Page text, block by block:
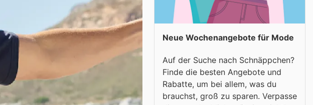
Neue Wochenangebote für Mode
Auf der Suche nach Schnäppchen?
Finde die besten Angebote und
Rabatte, um bei allem, was du
brauchst, groß zu sparen. Verpasse